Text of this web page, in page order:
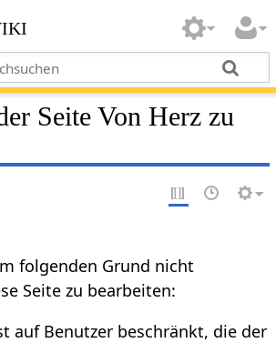
Seite Von Herz zu
folgenden Grund nicht
Seite zu bearbeiten:
auf Benutzer beschränkt, die der